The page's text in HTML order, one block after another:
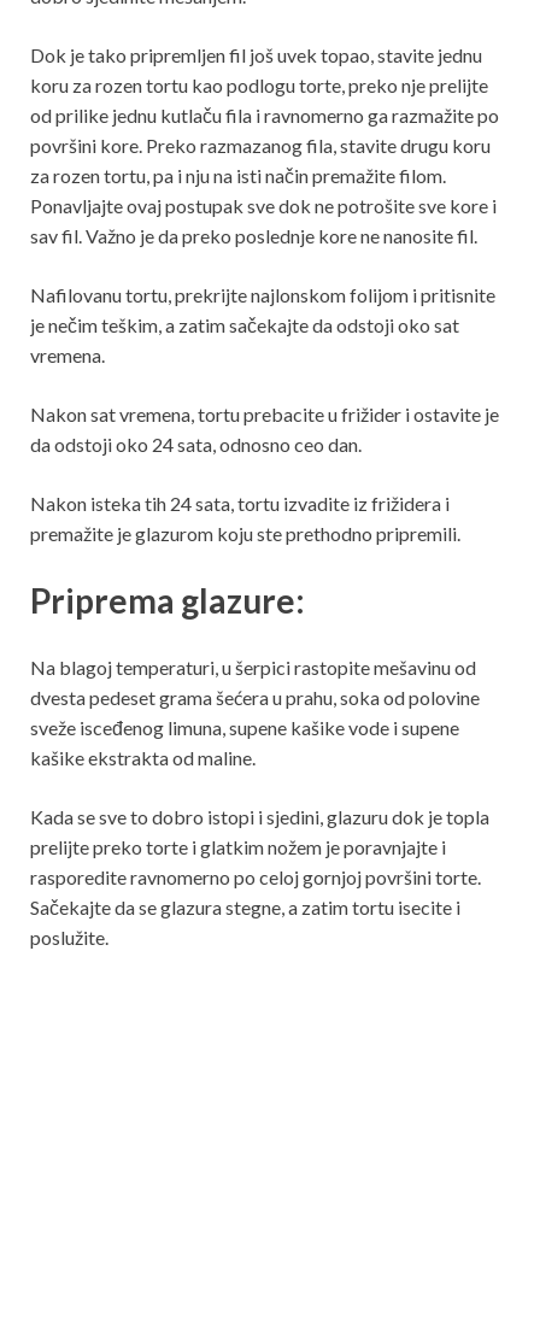
Dok je tako pripremljen fil još uvek topao, stavite jednu
koru za rozen tortu kao podlogu torte, preko nje prelijte
od prilike jednu kutlaču fila i ravnomerno ga razmažite po
površini kore. Preko razmazanog fila, stavite drugu koru
za rozen tortu, pa i nju na isti način premažite filom.
Ponavljajte ovaj postupak sve dok ne potrošite sve kore i
sav fil. Važno je da preko poslednje kore ne nanosite fil.
Nafilovanu tortu, prekrijte najlonskom folijom i pritisnite
je nečim teškim, a zatim sačekajte da odstoji oko sat
vremena.
Nakon sat vremena, tortu prebacite u frižider i ostavite je
da odstoji oko 24 sata, odnosno ceo dan.
Nakon isteka tih 24 sata, tortu izvadite iz frižidera i
premažite je glazurom koju ste prethodno pripremili.
Priprema glazure:
Na blagoj temperaturi, u šerpici rastopite mešavinu od
dvesta pedeset grama šećera u prahu, soka od polovine
sveže isceđenog limuna, supene kašike vode i supene
kašike ekstrakta od maline.
Kada se sve to dobro istopi i sjedini, glazuru dok je topla
prelijte preko torte i glatkim nožem je poravnjajte i
rasporedite ravnomerno po celoj gornjoj površini torte.
Sačekajte da se glazura stegne, a zatim tortu isecite i
poslužite.